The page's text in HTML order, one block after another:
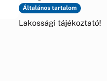
Általános tartalom
Lakossági tájékoztató!